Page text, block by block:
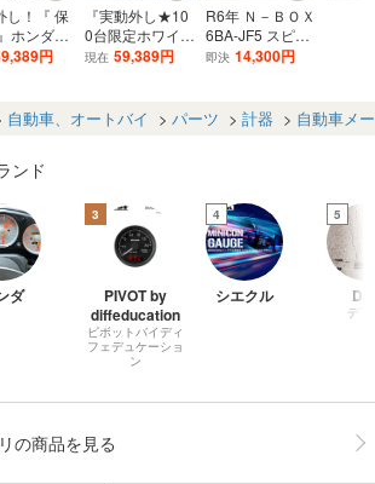
し！『 保
ホンダ純
シビック
ル表示 58
USDM J
円
『実動外し★10
0台限定ホワイト
メーター』ホン
併記 走行66,068
㎞ 78100-SV4-J
現在 59,389円
R6年 Ｎ－ＢＯＸ
6BA-JF5 スピー
ドメーター 653k
即決 14,300円
自動車、オートバイ パーツ 計器 自動車メ
ンド
ダ
3
PIVOT by
diffeducation
ピボットバイディ
フェデュケーショ
ン
4
シエクル
5
デフ
の商品を見る